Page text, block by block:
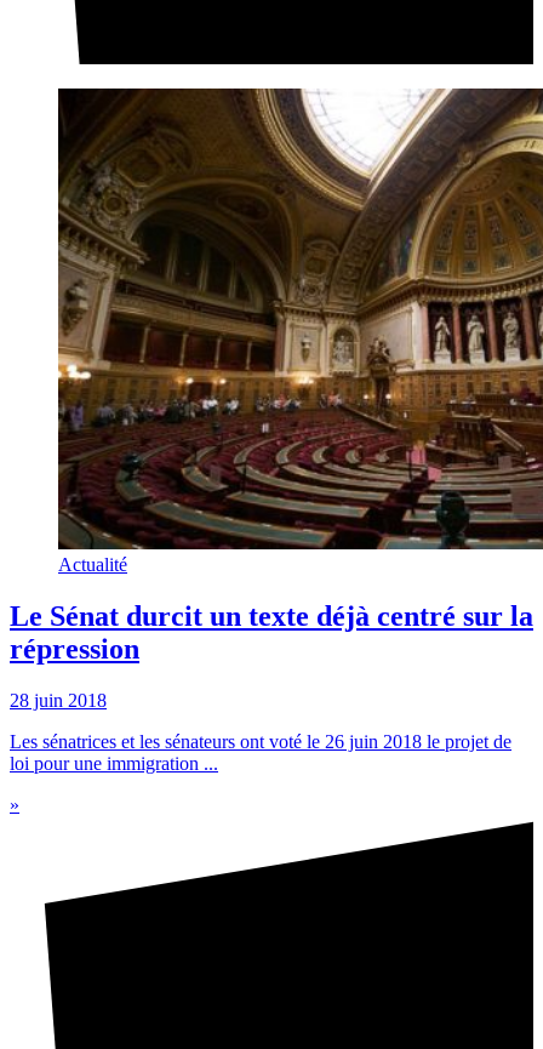
Actualité
Le Sénat durcit un texte déjà centré sur la
répression
28 juin 2018
Les sénatrices et les sénateurs ont voté le 26 juin 2018 le projet de
loi pour une immigration ...
»